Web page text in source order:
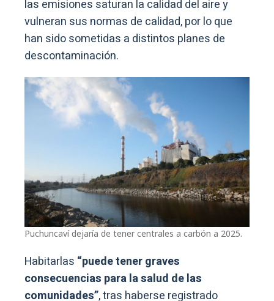
las emisiones saturan la calidad del aire y
vulneran sus normas de calidad, por lo que
han sido sometidas a distintos planes de
descontaminación.
Puchuncaví dejaría de tener centrales a carbón a 2025.
Habitarlas “puede tener graves
consecuencias para la salud de las
comunidades”, tras haberse registrado